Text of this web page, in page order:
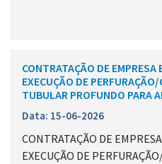
CONTRATAÇÃO DE EMPRESA
EXECUÇÃO DE
TUBULAR PROFUNDO PARA
Data: 15-06-2026
CONTRATAÇÃO DE
EXECUÇÃO DE